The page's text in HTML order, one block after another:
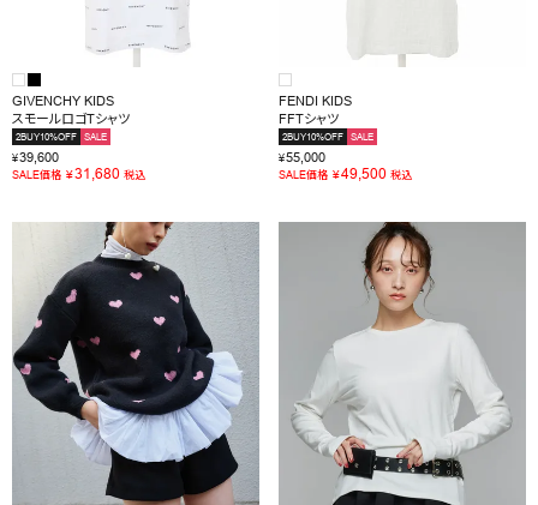
GIVENCHY KIDS
スモールロゴTシャツ
2BUY10%OFF SALE
¥39,600
SALE価格 ¥31,680 税込
FENDI KIDS
FFTシャツ
2BUY10%OFF SALE
¥55,000
SALE価格 ¥49,500 税込